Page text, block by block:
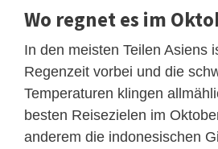
Wo regnet es im
In den meisten Teilen Asiens
Regenzeit vorbei und die
Temperaturen klingen
besten Reisezielen im
anderem die indonesischen